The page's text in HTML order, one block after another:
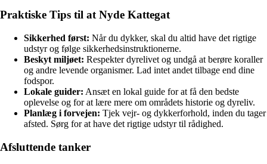
Praktiske Tips til at Nyde Kattegat
Sikkerhed først: Når du dykker, skal du altid have det rigtige
udstyr og følge sikkerhedsinstruktionerne.
Beskyt miljøet: Respekter dyrelivet og undgå at berøre koraller
og andre levende organismer. Lad intet andet tilbage end dine
fodspor.
Lokale guider: Ansæt en lokal guide for at få den bedste
oplevelse og for at lære mere om områdets historie og dyreliv.
Planlæg i forvejen: Tjek vejr- og dykkerforhold, inden du tager
afsted. Sørg for at have det rigtige udstyr til rådighed.
Afsluttende tanker